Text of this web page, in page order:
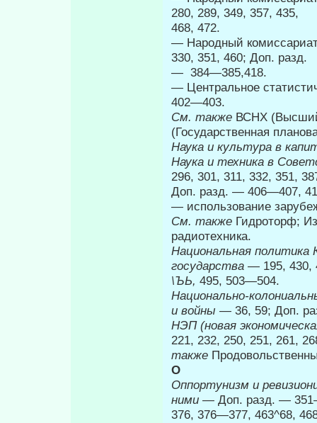
280, 289, 349, 357, 435,
468, 472.
— Народный
330, 351, 460; Доп. разд.
— 384—385,418.
— Центральное
402—403.
См. также ВСНХ (Высший
(Государственная
Наука и культура в
Наука и техника в
296, 301, 311, 332, 351,
Доп. разд. — 406—407,
— использование
См. также Гидроторф;
радиотехника.
Национальная политика
государства — 195, 430,
\ЪЬ, 495, 503—504.
Национально-
и войны — 36, 59; Доп.
НЭП (новая
221, 232, 250, 251, 261,
также
О
Оппортунизм и
ними — Доп. разд. —
376, 376—377, 463^68,